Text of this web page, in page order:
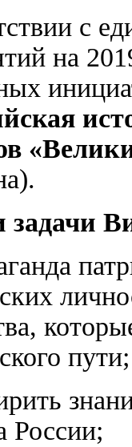
с
на
задачи
пути;
России;